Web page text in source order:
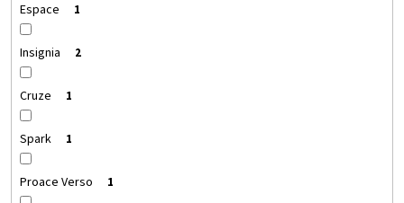
Espace 1
Insignia 2
Cruze 1
Spark 1
Proace Verso 1